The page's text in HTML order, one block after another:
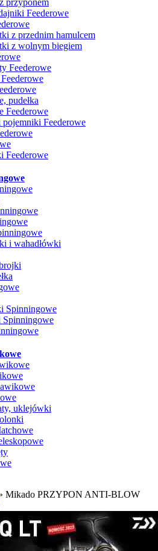
Feederowe
z przednim hamulcem
z wolnym biegiem
Feederowe
pudełka
Feederowe
pojemniki Feederowe
Feederowe
i wahadłówki
Spinningowe
Spinningowe
uklejówki
Mikado PRZYPON ANTI-BLOW